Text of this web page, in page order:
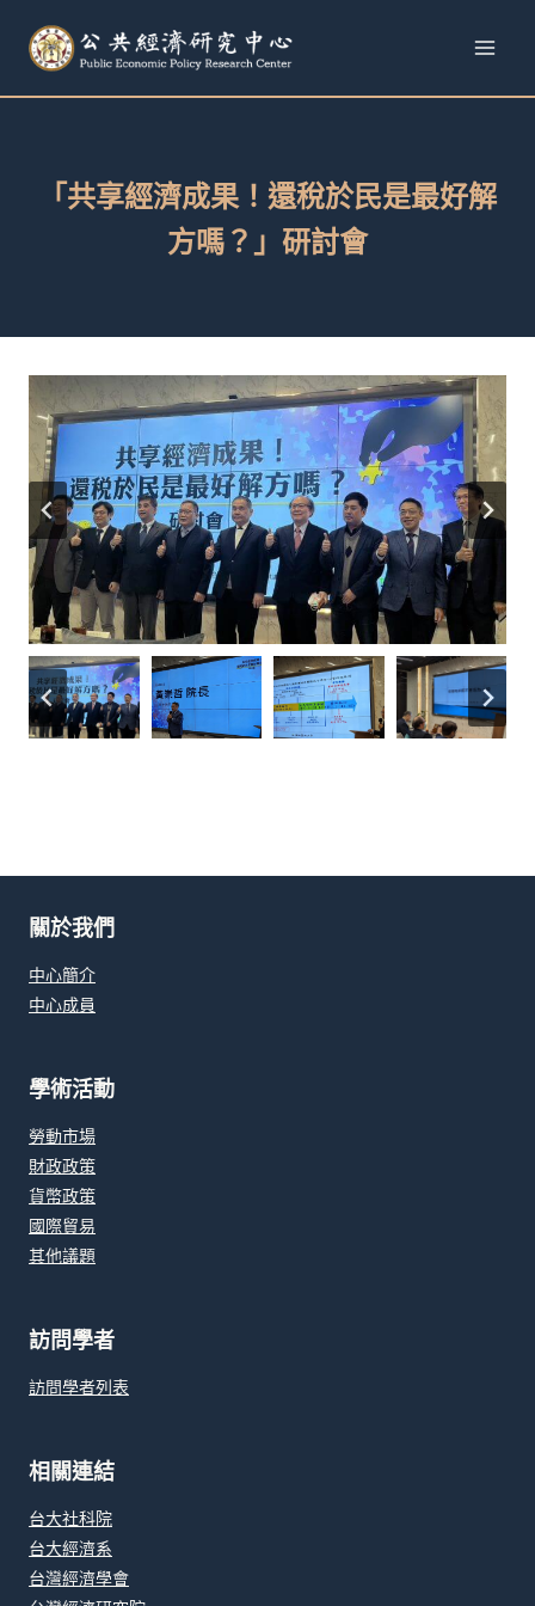
「共享經濟成果！還稅於民是最好解
方嗎？」研討會
關於我們
中心簡介
中心成員
學術活動
勞動市場
財政政策
貨幣政策
國際貿易
其他議題
訪問學者
訪問學者列表
相關連結
台大社科院
台大經濟系
台灣經濟學會